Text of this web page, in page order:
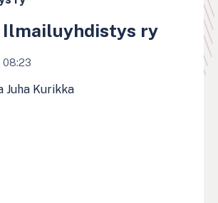
Ilmailuyhdistys ry
08:23
Juha Kurikka